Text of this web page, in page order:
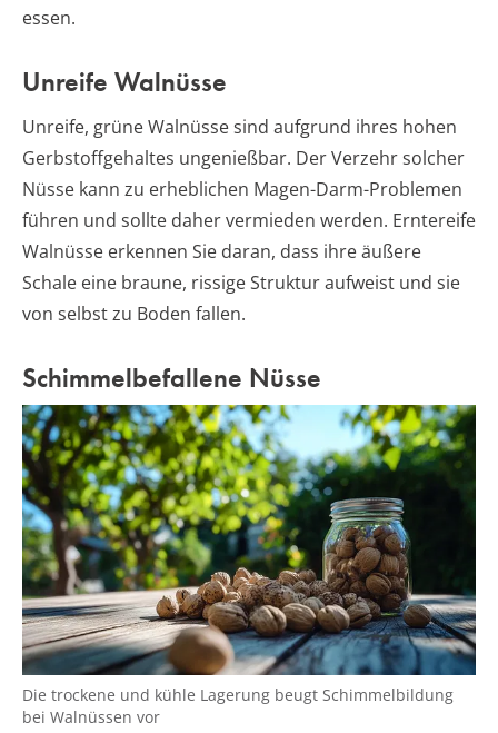
essen.
Unreife Walnüsse
Unreife, grüne Walnüsse sind aufgrund ihres hohen
Gerbstoffgehaltes ungenießbar. Der Verzehr solcher
Nüsse kann zu erheblichen Magen-Darm-Problemen
führen und sollte daher vermieden werden. Erntereife
Walnüsse erkennen Sie daran, dass ihre äußere
Schale eine braune, rissige Struktur aufweist und sie
von selbst zu Boden fallen.
Schimmelbefallene Nüsse
Die trockene und kühle Lagerung beugt Schimmelbildung
bei Walnüssen vor